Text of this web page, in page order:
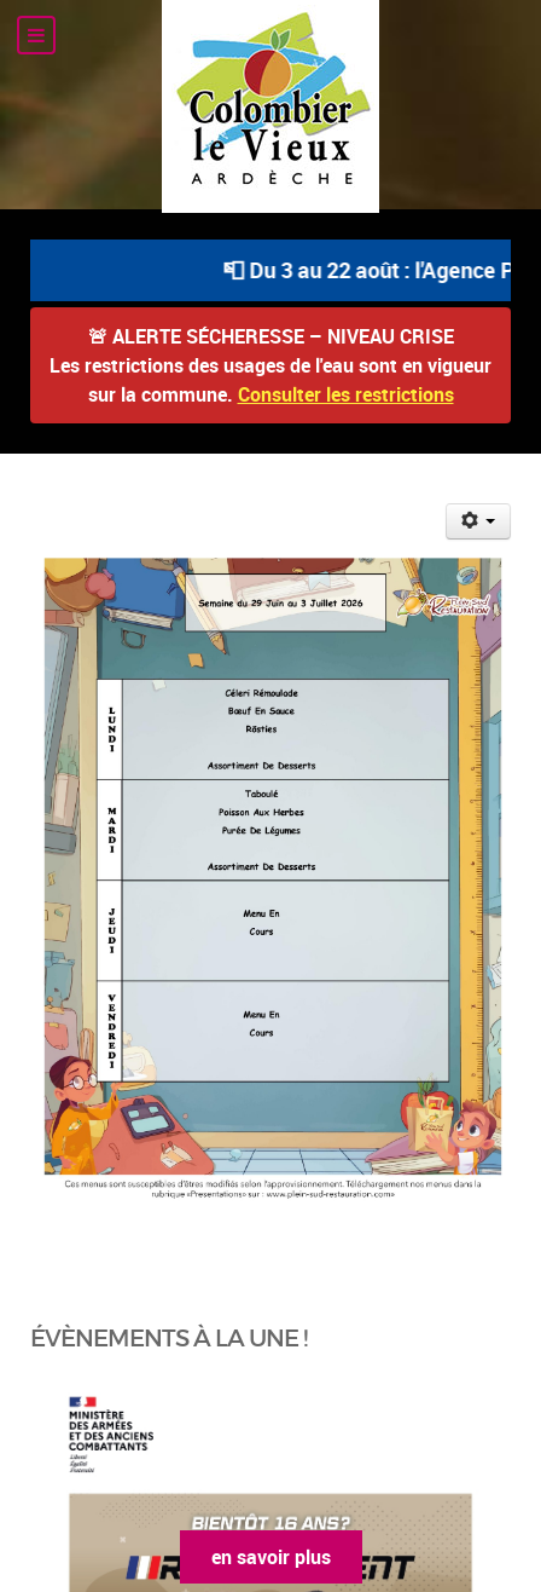
📮 Du 3 au 22 août : l'Agence
🚨 ALERTE SÉCHERESSE – NIVEAU CRISE
Les restrictions des usages de l'eau sont en vigueur
sur la commune. Consulter les restrictions
ÉVÈNEMENTS À LA UNE !
en savoir plus